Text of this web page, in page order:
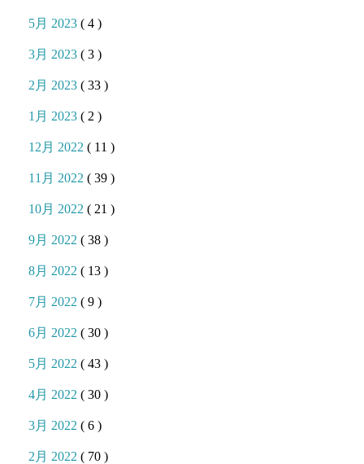
5月 2023( 4 )
3月 2023( 3 )
2月 2023( 33 )
1月 2023( 2 )
12月 2022( 11 )
11月 2022( 39 )
10月 2022( 21 )
9月 2022( 38 )
8月 2022( 13 )
7月 2022( 9 )
6月 2022( 30 )
5月 2022( 43 )
4月 2022( 30 )
3月 2022( 6 )
2月 2022( 70 )